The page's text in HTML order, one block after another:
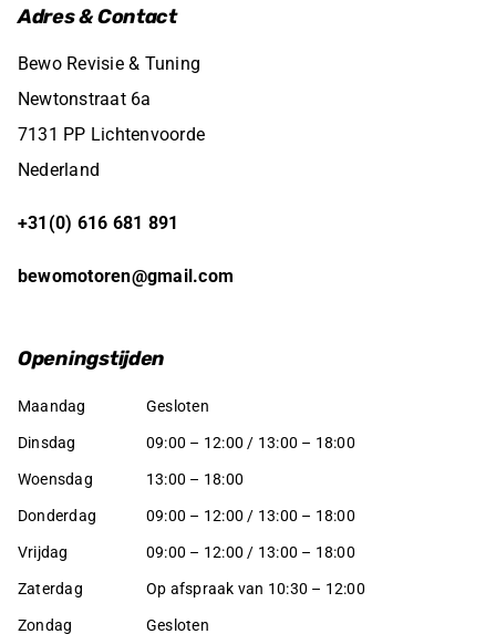
Adres & Contact
Bewo Revisie & Tuning
Newtonstraat 6a
7131 PP Lichtenvoorde
Nederland
+31(0) 616 681 891
bewomotoren@gmail.com
Openingstijden
Maandag Gesloten
Dinsdag 09:00 – 12:00 / 13:00 – 18:00
Woensdag 13:00 – 18:00
Donderdag 09:00 – 12:00 / 13:00 – 18:00
Vrijdag 09:00 – 12:00 / 13:00 – 18:00
Zaterdag Op afspraak van 10:30 – 12:00
Zondag Gesloten